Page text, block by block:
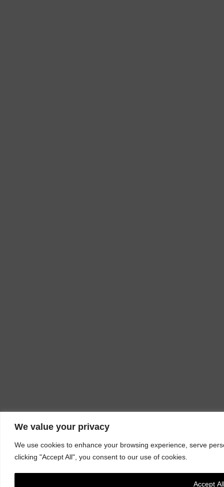
We value your privacy
We use cookies to enhance your browsing experience, serve
clicking "Accept All", you consent to our use of cookies.
Accept All